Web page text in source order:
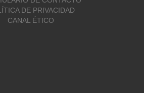
DE PRIVACIDAD
CANAL ÉTICO